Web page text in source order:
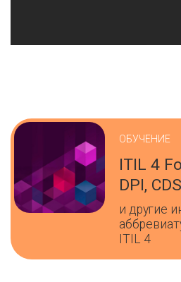
ОБУЧЕНИЕ
ITIL 4
DPI,
и другие
ITIL 4